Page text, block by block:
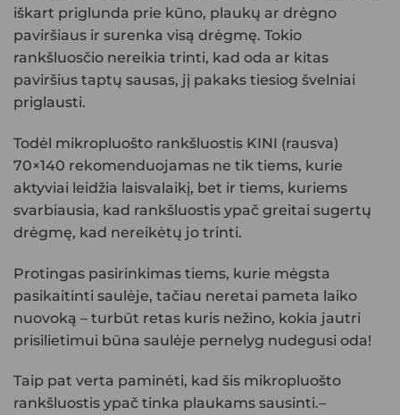
iškart priglunda prie kūno, plaukų ar drėgno
paviršiaus ir surenka visą drėgmę. Tokio
rankšluosčio nereikia trinti, kad oda ar kitas
paviršius taptų sausas, jį pakaks tiesiog švelniai
priglausti.
Todėl mikropluošto rankšluostis KINI (rausva)
70×140 rekomenduojamas ne tik tiems, kurie
aktyviai leidžia laisvalaikį, bet ir tiems, kuriems
svarbiausia, kad rankšluostis ypač greitai sugertų
drėgmę, kad nereikėtų jo trinti.
Protingas pasirinkimas tiems, kurie mėgsta
pasikaitinti saulėje, tačiau neretai pameta laiko
nuovoką – turbūt retas kuris nežino, kokia jautri
prisilietimui būna saulėje pernelyg nudegusi oda!
Taip pat verta paminėti, kad šis mikropluošto
rankšluostis ypač tinka plaukams sausinti.–